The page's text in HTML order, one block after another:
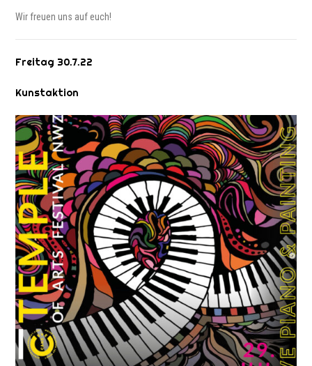
Wir freuen uns auf euch!
Freitag 30.7.22
Kunstaktion